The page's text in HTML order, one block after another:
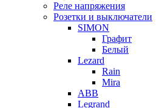
Реле напряжения
Розетки и выключатели
SIMON
Графит
Белый
Lezard
Rain
Mira
ABB
Legrand